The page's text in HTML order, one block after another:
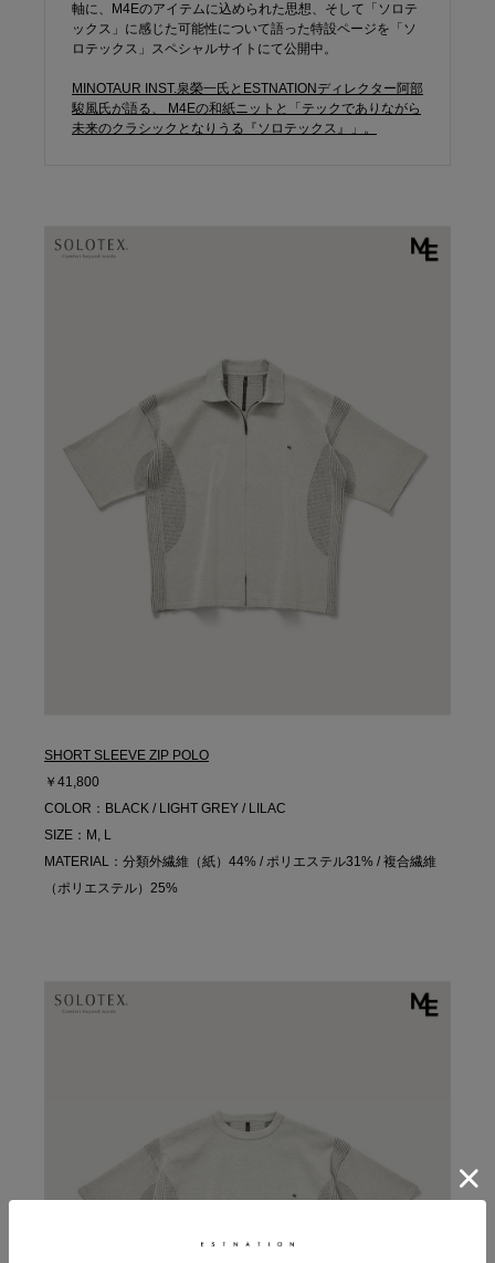
軸に、M4Eのアイテムに込められた思想、そして「ソロテ
ックス」に感じた可能性について語った特設ページを「ソ
ロテックス」スペシャルサイトにて公開中。
MINOTAUR INST.泉榮一氏とESTNATIONディレクター阿部
駿風氏が語る、 M4Eの和紙ニットと「テックでありながら
未来のクラシックとなりうる『ソロテックス』」。
SHORT SLEEVE ZIP POLO
￥41,800
COLOR：BLACK / LIGHT GREY / LILAC
SIZE：M, L
MATERIAL：分類外繊維（紙）44% / ポリエステル31% / 複合繊維
（ポリエステル）25%